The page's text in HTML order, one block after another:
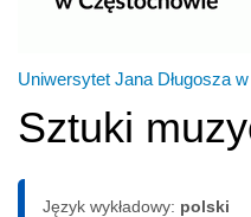
Uniwersytet Jana Długosza
Sztuki
Język wykładowy: polski